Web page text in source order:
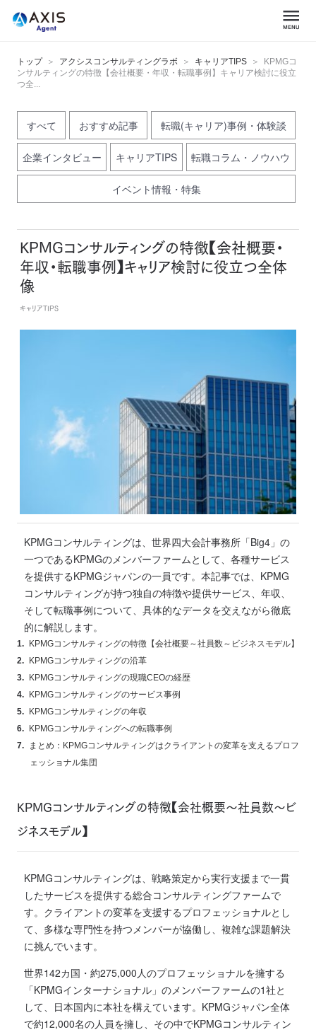
トップ アクシスコンサルティングラボ キャリアTIPS
KPMGコ
ンサルティングの特徴【会社概要・年収・転職事例】キャリア検討に役立
つ全...
すべて おすすめ記事 転職(キャリア)事例・体験談
企業インタビュー キャリアTIPS 転職コラム・ノウハウ
イベント情報・特集
KPMGコンサルティングの特徴【会社概要・
年収・転職事例】キャリア検討に役立つ全体
像
キャリアTIPS
KPMGコンサルティングは、世界四大会計事務所「Big4」の
一つであるKPMGのメンバーファームとして、各種サービス
を提供するKPMGジャパンの一員です。本記事では、KPMG
コンサルティングが持つ独自の特徴や提供サービス、年収、
そして転職事例について、具体的なデータを交えながら徹底
的に解説します。
KPMGコンサルティングの特徴【会社概要～社員数～ビジネスモデル】
KPMGコンサルティングの沿革
KPMGコンサルティングの現職CEOの経歴
KPMGコンサルティングのサービス事例
KPMGコンサルティングの年収
KPMGコンサルティングへの転職事例
まとめ：KPMGコンサルティングはクライアントの変革を支えるプロフ
ェッショナル集団
KPMGコンサルティングの特徴【会社概要～社員数～ビ
ジネスモデル】
KPMGコンサルティングは、戦略策定から実行支援まで一貫
したサービスを提供する総合コンサルティングファームで
す。クライアントの変革を支援するプロフェッショナルとし
て、多様な専門性を持つメンバーが協働し、複雑な課題解決
に挑んでいます。
世界142カ国・約275,000人のプロフェッショナルを擁する
「KPMGインターナショナル」のメンバーファームの1社と
して、日本国内に本社を構えています。KPMGジャパン全体
で約12,000名の人員を擁し、その中でKPMGコンサルティン